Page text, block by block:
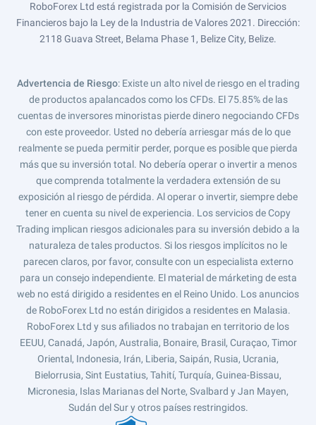
RoboForex Ltd está registrada por la Comisión de Servicios
Financieros bajo la Ley de la Industria de Valores 2021. Dirección:
2118 Guava Street, Belama Phase 1, Belize City, Belize.
Advertencia de Riesgo: Existe un alto nivel de riesgo en el trading
de productos apalancados como los CFDs. El 75.85% de las
cuentas de inversores minoristas pierde dinero negociando CFDs
con este proveedor. Usted no debería arriesgar más de lo que
realmente se pueda permitir perder, porque es posible que pierda
más que su inversión total. No debería operar o invertir a menos
que comprenda totalmente la verdadera extensión de su
exposición al riesgo de pérdida. Al operar o invertir, siempre debe
tener en cuenta su nivel de experiencia. Los servicios de Copy
Trading implican riesgos adicionales para su inversión debido a la
naturaleza de tales productos. Si los riesgos implícitos no le
parecen claros, por favor, consulte con un especialista externo
para un consejo independiente. El material de márketing de esta
web no está dirigido a residentes en el Reino Unido. Los anuncios
de RoboForex Ltd no están dirigidos a residentes en Malasia.
RoboForex Ltd y sus afiliados no trabajan en territorio de los
EEUU, Canadá, Japón, Australia, Bonaire, Brasil, Curaçao, Timor
Oriental, Indonesia, Irán, Liberia, Saipán, Rusia, Ucrania,
Bielorrusia, Sint Eustatius, Tahití, Turquía, Guinea-Bissau,
Micronesia, Islas Marianas del Norte, Svalbard y Jan Mayen,
Sudán del Sur y otros países restringidos.